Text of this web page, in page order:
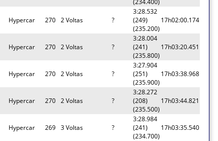
(234.400)
Hypercar 270 2 Voltas ?
3:28.532
(249)
(235.200)
17h02:00.174
Hypercar 270 2 Voltas ?
3:28.004
(241)
(235.800)
17h03:20.451
Hypercar 270 2 Voltas ?
3:27.904
(251)
(235.900)
17h03:38.968
Hypercar 270 2 Voltas ?
3:28.272
(208)
(235.500)
17h03:44.821
Hypercar 269 3 Voltas ?
3:28.984
(241)
(234.700)
17h03:35.540